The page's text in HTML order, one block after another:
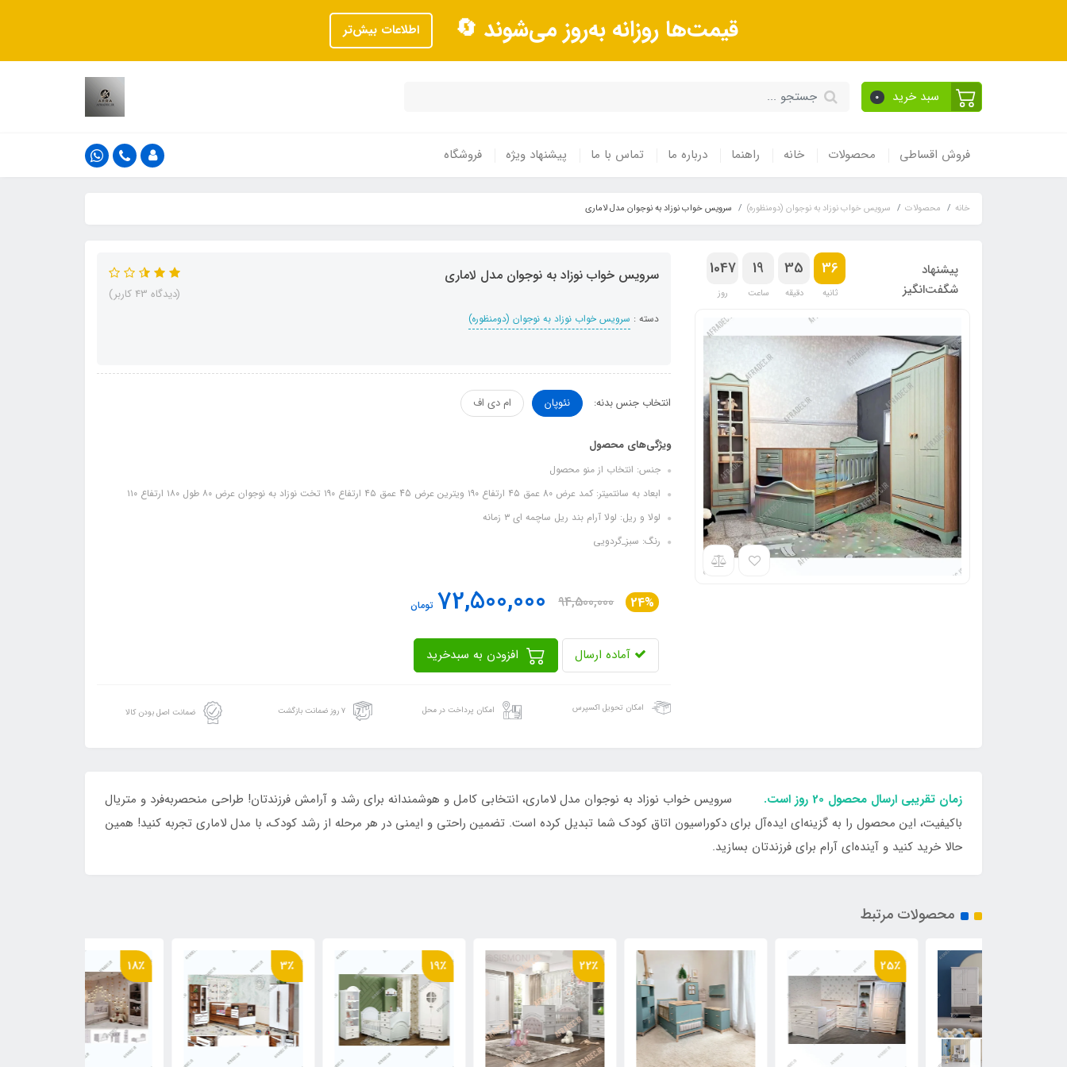
قیمت‌ها روزانه به‌روز می‌شوند 🔄 اطلاعات بیش‌تر
سبد خرید 0
فروش اقساطی محصولات خانه راهنما درباره ما تماس با ما پیشنهاد ویژه فروشگاه
خانه محصولات سرویس خواب نوزاد به نوجوان (دومنظوره) سرویس خواب نوزاد به نوجوان مدل لاماری
پیشنهاد
شگفت‌انگیز
1047
روز
19
ساعت
35
دقیقه
35
ثانیه
سرویس خواب نوزاد به نوجوان مدل لاماری
دسته : سرویس خواب نوزاد به نوجوان (دومنظوره)
(دیدگاه 43 کاربر)
انتخاب جنس بدنه: نئوپان ام دی اف
ویژگی‌های محصول
جنس: انتخاب از منو محصول
ابعاد به سانتمیتر: کمد عرض 80 عمق ۴۵ ارتفاع ۱۹۰ ویترین عرض 45 عمق ۴۵ ارتفاع ۱۹۰ تخت نوزاد به نوجوان عرض ۸۰ طول ۱۸۰ ارتفاع ۱۱۰
لولا و ریل: لولا آرام بند ریل ساچمه ای ۳ زمانه
رنگ: سبز_گردویی
24%
94,500,000
72,500,000 تومان
آماده ارسال
امکان تحویل اکسپرس امکان پرداخت در محل ۷ روز ضمانت بازگشت ضمانت اصل بودن کالا
زمان تقریبی ارسال محصول 20 روز است.
سرویس خواب نوزاد به نوجوان مدل لاماری، انتخابی کامل و هوشمندانه برای رشد و آرامش فرزندتان! طراحی منحصربه‌فرد و متریال
باکیفیت، این محصول را به گزینه‌ای ایده‌آل برای دکوراسیون اتاق کودک شما تبدیل کرده است. تضمین راحتی و ایمنی در هر مرحله از رشد کودک، با مدل لاماری تجربه کنید! همین
حالا خرید کنید و آینده‌ای آرام برای فرزندتان بسازید.
محصولات مرتبط
25٪ 22٪ 19٪